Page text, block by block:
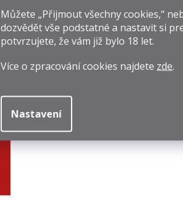
Můžete „Přijmout všechny cookies,“
dozvědět vše podstatné a nastavit si
potvrzujete, že vám již bylo 18 let.
Více o zpracování cookies najdete zde.
Nastavení
40% + 2 Skleničky
cena: